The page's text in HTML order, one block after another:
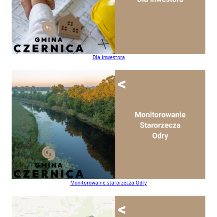
Dla inwestora
Monitorowanie starorzecza Odry